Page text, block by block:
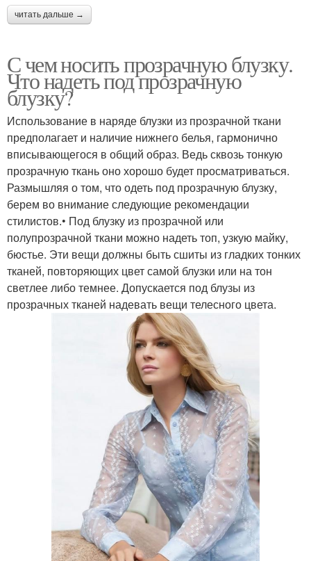
читать дальше →
С чем носить прозрачную блузку.
Что надеть под прозрачную
блузку?
Использование в наряде блузки из прозрачной ткани
предполагает и наличие нижнего белья, гармонично
вписывающегося в общий образ. Ведь сквозь тонкую
прозрачную ткань оно хорошо будет просматриваться.
Размышляя о том, что одеть под прозрачную блузку,
берем во внимание следующие рекомендации
стилистов.• Под блузку из прозрачной или
полупрозрачной ткани можно надеть топ, узкую майку,
бюстье. Эти вещи должны быть сшиты из гладких тонких
тканей, повторяющих цвет самой блузки или на тон
светлее либо темнее. Допускается под блузы из
прозрачных тканей надевать вещи телесного цвета.